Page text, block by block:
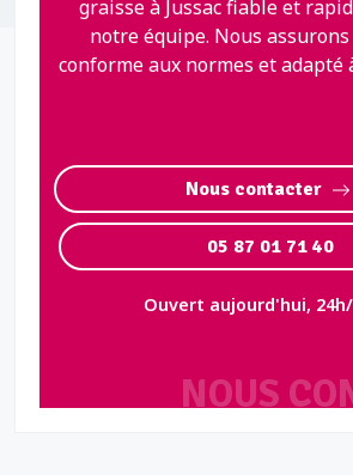
NOUS
graisse à Jussac fiable et
notre équipe. Nous
conforme aux normes et adapté
Nous contacter
05 87 01 71 40
Ouvert aujourd'hui,